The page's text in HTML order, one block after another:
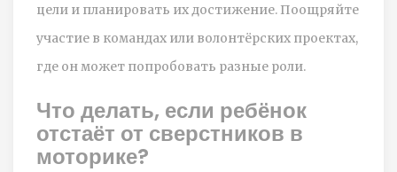
цели и планировать их достижение. Поощряйте
участие в командах или волонтёрских проектах,
где он может попробовать разные роли.
Что делать, если ребёнок
отстаёт от сверстников в
моторике?